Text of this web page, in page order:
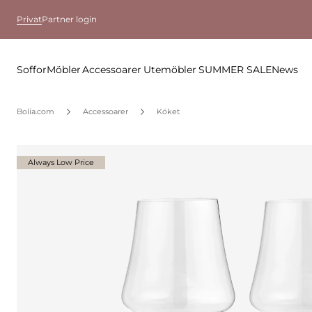
PrivatPartner login
SofforMöblerAccessoarer Utemöbler SUMMER SALENews
Bolia.com Accessoarer Köket
Always Low Price